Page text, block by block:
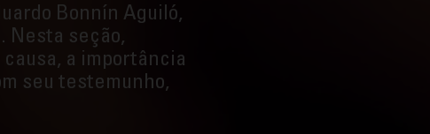
Bonnín Aguiló,
Nesta seção,
a importância
seu testemunho,